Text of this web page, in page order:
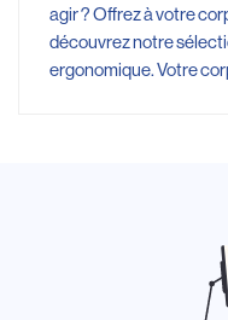
agir ? Offrez à votre
découvrez notre
ergonomique. Votre